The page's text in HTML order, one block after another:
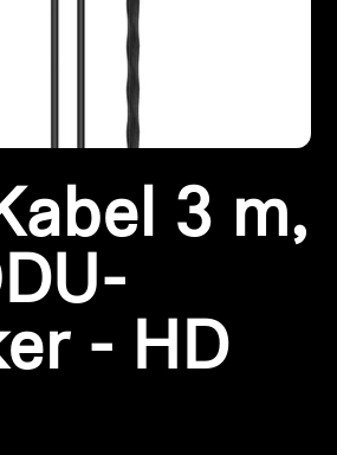
& Zubehör
Zubehör
3 m,
- HD